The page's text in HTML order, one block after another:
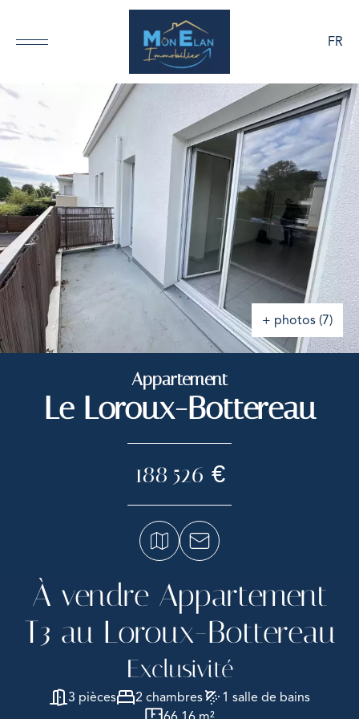
FR
+ photos (7)
Appartement
Le Loroux-Bottereau
188 526 €
À vendre Appartement
T3 au Loroux-Bottereau
Exclusivité
3 pièces 2 chambres
1 salle de bains